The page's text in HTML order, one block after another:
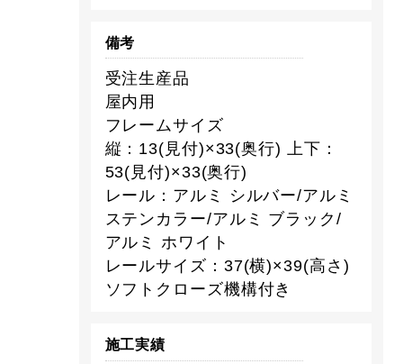
備考
受注生産品
屋内用
フレームサイズ
縦：13(見付)×33(奥行) 上下：
53(見付)×33(奥行)
レール：アルミ シルバー/アルミ
ステンカラー/アルミ ブラック/
アルミ ホワイト
レールサイズ：37(横)×39(高さ)
ソフトクローズ機構付き
施工実績